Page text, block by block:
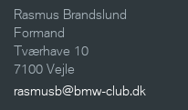
Rasmus Brandslund
Formand
Tværhave 10
7100 Vejle
rasmusb@bmw-club.dk